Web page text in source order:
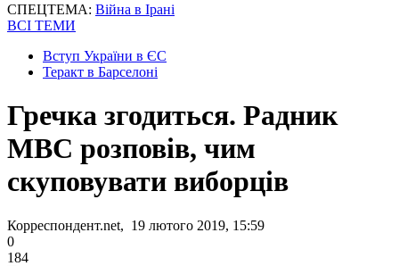
СПЕЦТЕМА: Війна в Ірані
ВСІ ТЕМИ
Вступ України в ЄС
Теракт в Барселоні
Гречка згодиться. Радник
МВС розповів, чим
скуповувати виборців
Корреспондент.net, 19 лютого 2019, 15:59
0
184